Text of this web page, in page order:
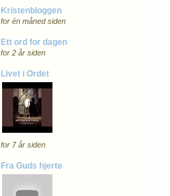
Kristenbloggen
for én måned siden
Ett ord for dagen
for 2 år siden
Livet i Ordet
for 7 år siden
Fra Guds hjerte